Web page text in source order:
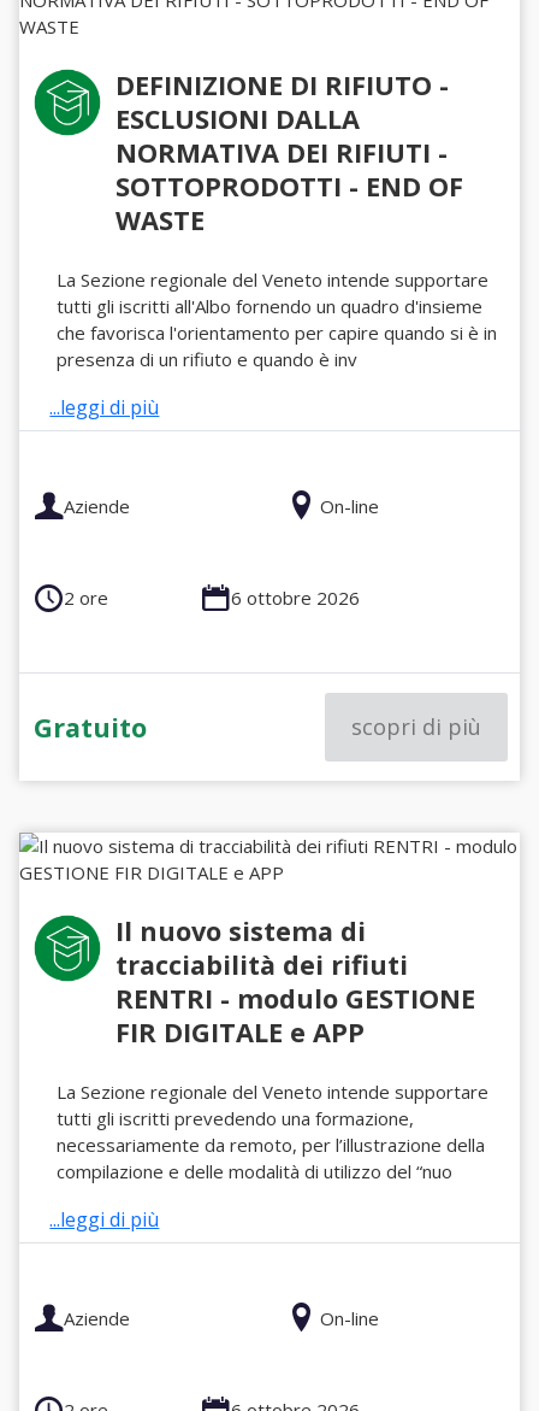
DEFINIZIONE DI RIFIUTO -
ESCLUSIONI DALLA
NORMATIVA DEI RIFIUTI -
SOTTOPRODOTTI - END OF
WASTE
La Sezione regionale del Veneto intende supportare
tutti gli iscritti all'Albo fornendo un quadro d'insieme
che favorisca l'orientamento per capire quando si è in
presenza di un rifiuto e quando è inv
...leggi di più
Aziende On-line
2 ore 6 ottobre 2026
Gratuito scopri di più
Il nuovo sistema di
tracciabilità dei rifiuti
RENTRI - modulo GESTIONE
FIR DIGITALE e APP
La Sezione regionale del Veneto intende supportare
tutti gli iscritti prevedendo una formazione,
necessariamente da remoto, per l’illustrazione della
compilazione e delle modalità di utilizzo del “nuo
...leggi di più
Aziende On-line